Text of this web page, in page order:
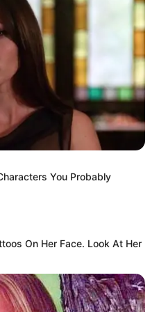
προπαγάνδας της
κυβέρνησης Μπάιντεν για
την...
You Probably
On Her Face. Look At Her